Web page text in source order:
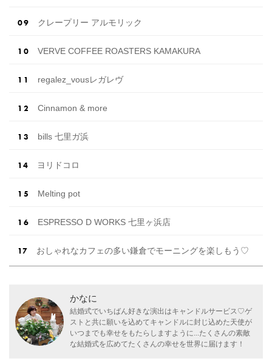
クレープリー アルモリック
VERVE COFFEE ROASTERS KAMAKURA
regalez_vousレガレヴ
Cinnamon & more
bills 七里ガ浜
ヨリドコロ
Melting pot
ESPRESSO D WORKS 七里ヶ浜店
おしゃれなカフェの多い鎌倉でモーニングを楽しもう♡
かなに
結婚式でいちばん好きな演出はキャンドルサービス♡ゲ
ストと共に願いを込めてキャンドルに封じ込めた天使が
いつまでも幸せをもたらしますように...たくさんの素敵
な結婚式を広めてたくさんの幸せを世界に届けます！